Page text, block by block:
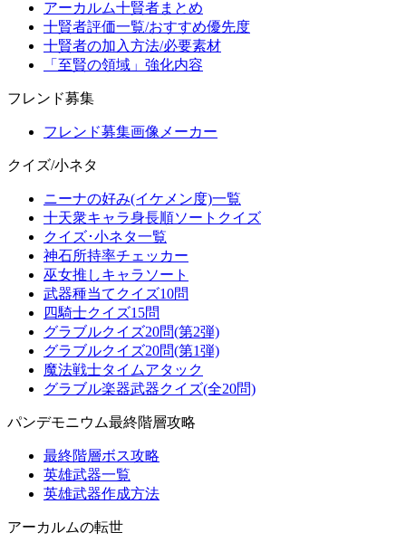
アーカルム十賢者まとめ
十賢者評価一覧/おすすめ優先度
十賢者の加入方法/必要素材
「至賢の領域」強化内容
フレンド募集
フレンド募集画像メーカー
クイズ/小ネタ
ニーナの好み(イケメン度)一覧
十天衆キャラ身長順ソートクイズ
クイズ･小ネタ一覧
神石所持率チェッカー
巫女推しキャラソート
武器種当てクイズ10問
四騎士クイズ15問
グラブルクイズ20問(第2弾)
グラブルクイズ20問(第1弾)
魔法戦士タイムアタック
グラブル楽器武器クイズ(全20問)
パンデモニウム最終階層攻略
最終階層ボス攻略
英雄武器一覧
英雄武器作成方法
アーカルムの転世